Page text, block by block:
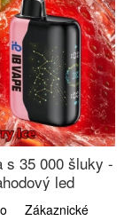
s 35 000 šluky -
led
Zákaznické